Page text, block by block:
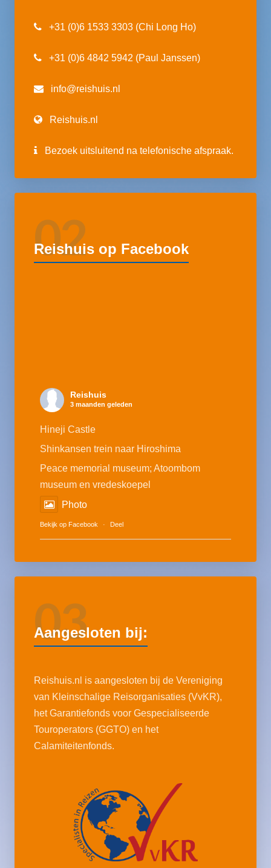
+31 (0)6 1533 3303 (Chi Long Ho)
+31 (0)6 4842 5942 (Paul Janssen)
info@reishuis.nl
Reishuis.nl
Bezoek uitsluitend na telefonische afspraak.
02
Reishuis op Facebook
Reishuis
3 maanden geleden
Hineji Castle
Shinkansen trein naar Hiroshima
Peace memorial museum; Atoombom
museum en vredeskoepel
Photo
Bekijk op Facebook · Deel
03
Aangesloten bij:
Reishuis.nl is aangesloten bij de Vereniging
van Kleinschalige Reisorganisaties (VvKR),
het Garantiefonds voor Gespecialiseerde
Touroperators (GGTO) en het
Calamiteitenfonds.